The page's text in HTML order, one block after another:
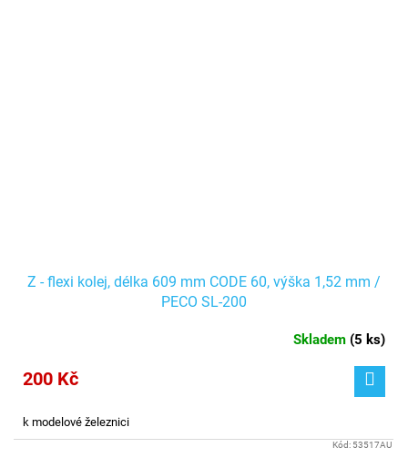
Z - flexi kolej, délka 609 mm CODE 60, výška 1,52 mm /
PECO SL-200
Skladem (5 ks)
200 Kč
k modelové železnici
Kód: 53517AU